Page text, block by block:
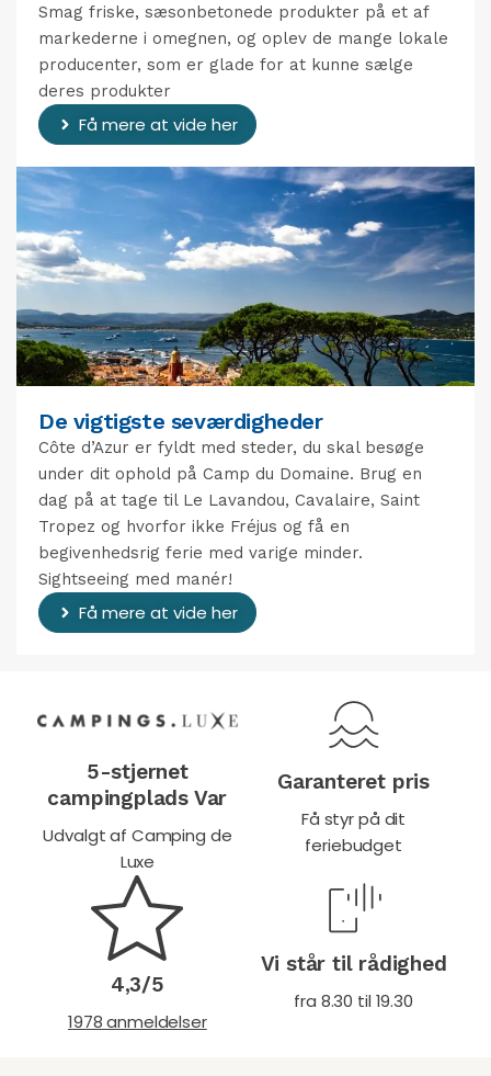
Smag friske, sæsonbetonede produkter på et af
markederne i omegnen, og oplev de mange lokale
producenter, som er glade for at kunne sælge
deres produkter
Få mere at vide her
De vigtigste seværdigheder
Côte d’Azur er fyldt med steder, du skal besøge
under dit ophold på Camp du Domaine. Brug en
dag på at tage til Le Lavandou, Cavalaire, Saint
Tropez og hvorfor ikke Fréjus og få en
begivenhedsrig ferie med varige minder.
Sightseeing med manér!
Få mere at vide her
5-stjernet
campingplads Var
Udvalgt af Camping de
Luxe
Garanteret pris
Få styr på dit
feriebudget
4,3/5
1978 anmeldelser
Vi står til rådighed
fra 8.30 til 19.30